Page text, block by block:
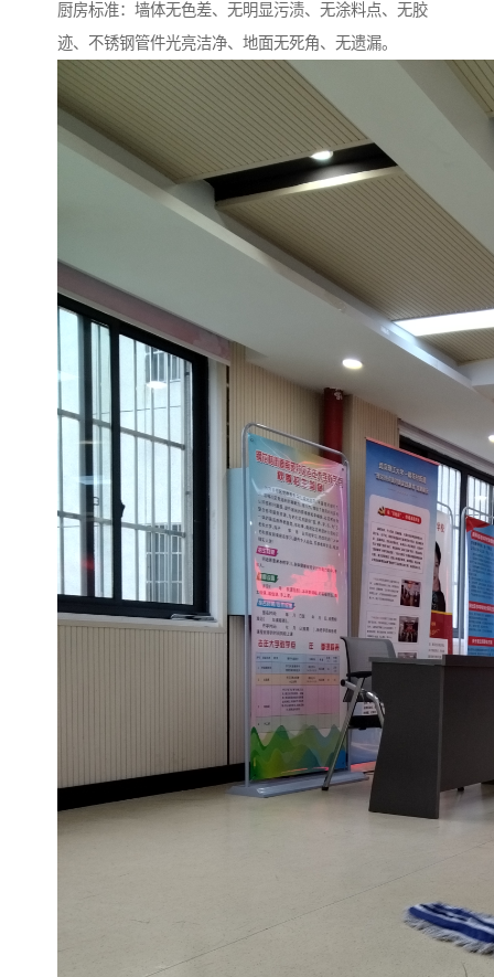
厨房标准：墙体无色差、无明显污渍、无涂料点、无胶
迹、不锈钢管件光亮洁净、地面无死角、无遗漏。